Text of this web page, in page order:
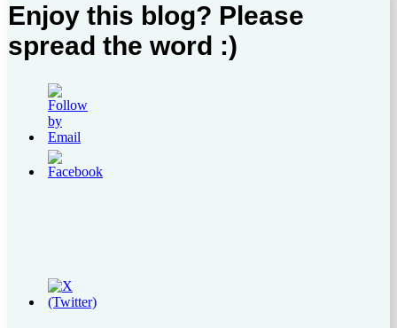
Enjoy this blog? Please
spread the word :)